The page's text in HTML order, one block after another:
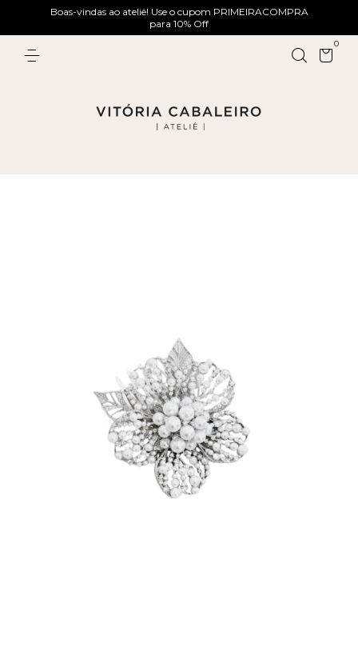
Boas-vindas ao ateliê! Use o cupom PRIMEIRACOMPRA
para 10% Off
0